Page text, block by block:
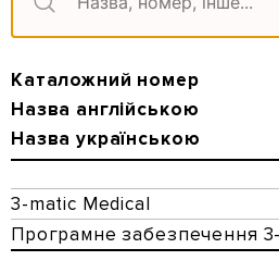
Каталожний номер
Назва англійською
Назва українською
3-matic Medical
Програмне забезпечення 3-